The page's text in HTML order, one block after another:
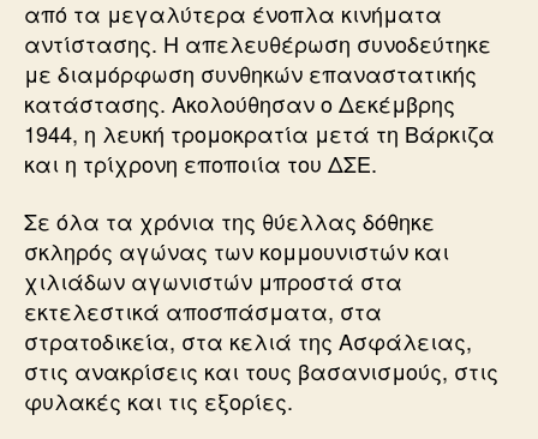
από τα μεγαλύτερα ένοπλα κινήματα
αντίστασης. Η απελευθέρωση συνοδεύτηκε
με διαμόρφωση συνθηκών επαναστατικής
κατάστασης. Ακολούθησαν ο Δεκέμβρης
1944, η λευκή τρομοκρατία μετά τη Βάρκιζα
και η τρίχρονη εποποιία του ΔΣΕ.
Σε όλα τα χρόνια της θύελλας δόθηκε
σκληρός αγώνας των κομμουνιστών και
χιλιάδων αγωνιστών μπροστά στα
εκτελεστικά αποσπάσματα, στα
στρατοδικεία, στα κελιά της Ασφάλειας,
στις ανακρίσεις και τους βασανισμούς, στις
φυλακές και τις εξορίες.